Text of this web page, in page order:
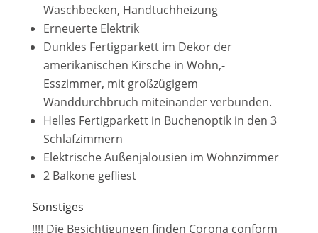
Waschbecken, Handtuchheizung
Erneuerte Elektrik
Dunkles Fertigparkett im Dekor der
amerikanischen Kirsche in Wohn,-
Esszimmer, mit großzügigem
Wanddurchbruch miteinander verbunden.
Helles Fertigparkett in Buchenoptik in den 3
Schlafzimmern
Elektrische Außenjalousien im Wohnzimmer
2 Balkone gefliest
Sonstiges
!!!! Die Besichtigungen finden Corona conform